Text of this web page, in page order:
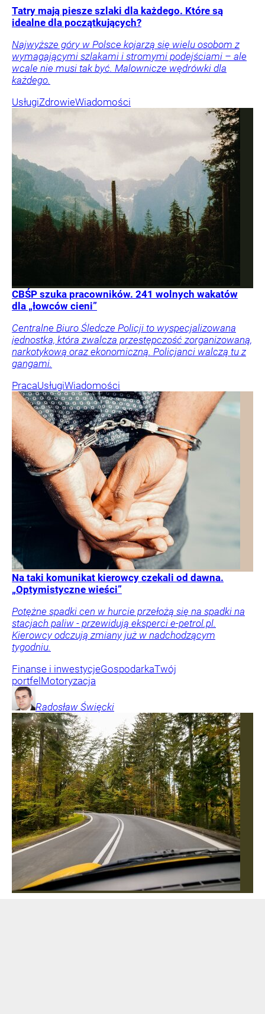
Tatry mają piesze szlaki dla każdego. Które są
idealne dla początkujących?
Najwyższe góry w Polsce kojarzą się wielu osobom z
wymagającymi szlakami i stromymi podejściami – ale
wcale nie musi tak być. Malownicze wędrówki dla
każdego.
UsługiZdrowieWiadomości
CBŚP szuka pracowników. 241 wolnych wakatów
dla „łowców cieni”
Centralne Biuro Śledcze Policji to wyspecjalizowana
jednostka, która zwalcza przestępczość zorganizowaną,
narkotykową oraz ekonomiczną. Policjanci walczą tu z
gangami.
PracaUsługiWiadomości
Na taki komunikat kierowcy czekali od dawna.
„Optymistyczne wieści”
Potężne spadki cen w hurcie przełożą się na spadki na
stacjach paliw - przewidują eksperci e-petrol.pl.
Kierowcy odczują zmiany już w nadchodzącym
tygodniu.
Finanse i inwestycjeGospodarkaTwój
portfel Motoryzacja
Radosław Święcki